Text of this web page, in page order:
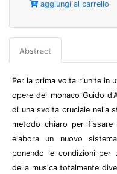
aggiungi al carrello
Abstract
Per la prima volta riunite in
opere del monaco Guido
di una svolta cruciale nella
metodo chiaro per fissare
elabora un nuovo
ponendo le condizioni per
della musica totalmente